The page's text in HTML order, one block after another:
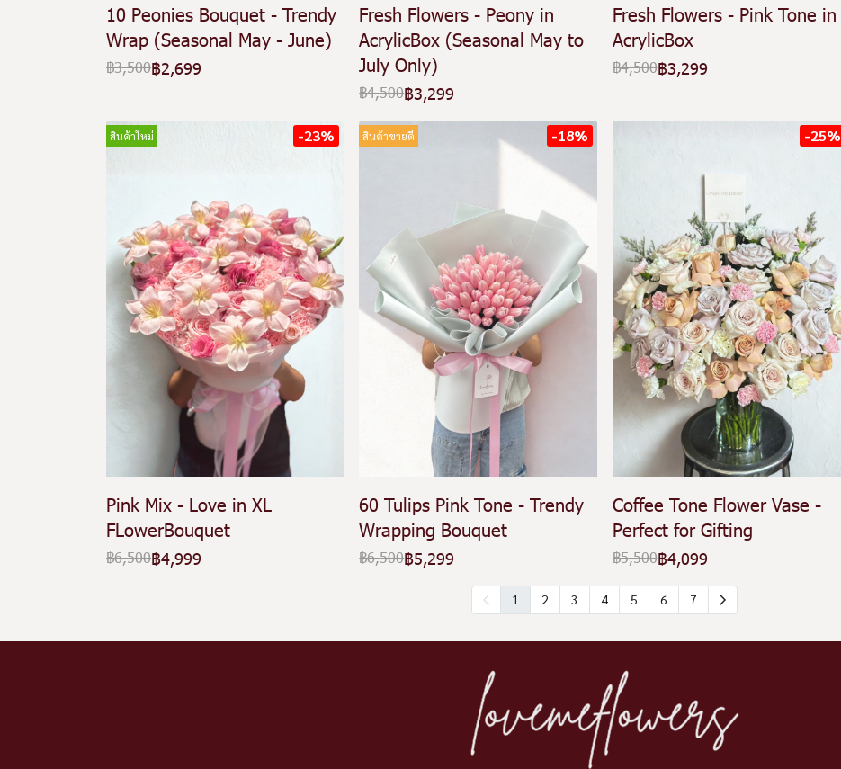
10 Peonies Bouquet - Trendy
Wrap (Seasonal May - June)
฿3,500฿2,699
Fresh Flowers - Peony in
AcrylicBox (Seasonal May to
July Only)
฿4,500฿3,299
Fresh Flowers - Pink Tone in
AcrylicBox
฿4,500฿3,299
สินค้าใหม่ -23%
Pink Mix - Love in XL
FLowerBouquet
฿6,500฿4,999
สินค้าขายดี -18%
60 Tulips Pink Tone - Trendy
Wrapping Bouquet
฿6,500฿5,299
-25%
Coffee Tone Flower Vase -
Perfect for Gifting
฿5,500฿4,099
1 2 3 4 5 6 7